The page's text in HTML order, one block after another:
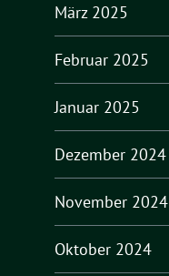
März 2025
Februar 2025
Januar 2025
Dezember 2024
November 2024
Oktober 2024